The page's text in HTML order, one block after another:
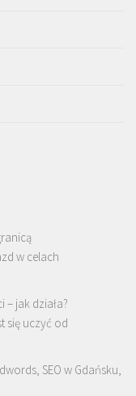
w celach
jak działa?
się uczyć od
SEO w Gdańsku,